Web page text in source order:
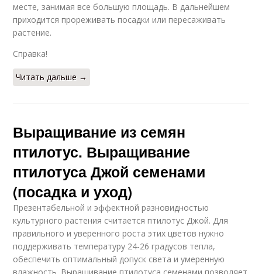
месте, занимая все большую площадь. В дальнейшем
приходится прореживать посадки или пересаживать
растение.
Справка!
Читать дальше →
Выращивание из семян
птилотус. Выращивание
птилотуса Джой семенами
(посадка и уход)
Презентабельной и эффектной разновидностью
культурного растения считается птилотус Джой. Для
правильного и уверенного роста этих цветов нужно
поддерживать температуру 24-26 градусов тепла,
обеспечить оптимальный допуск света и умеренную